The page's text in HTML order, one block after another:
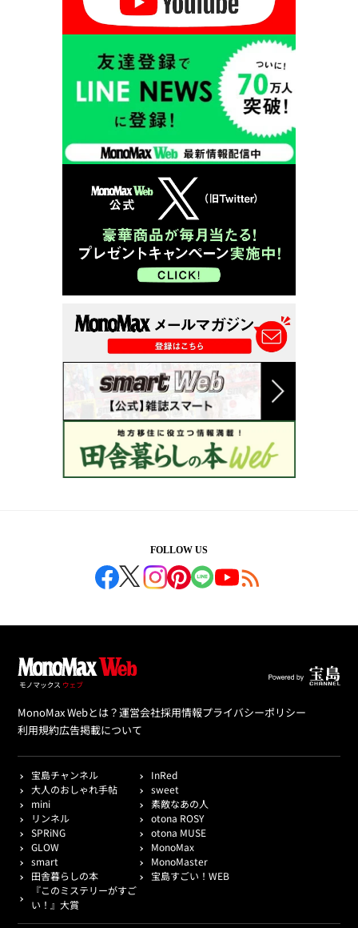
FOLLOW US
MonoMax Webとは？運営会社採用情報プライバシーポリシー
利用規約広告掲載について
宝島チャンネル
InRed
大人のおしゃれ手帖
sweet
mini
素敵なあの人
リンネル
otona ROSY
SPRiNG
otona MUSE
GLOW
MonoMax
smart
MonoMaster
田舎暮らしの本
宝島すごい！WEB
『このミステリーがすご
い！』大賞